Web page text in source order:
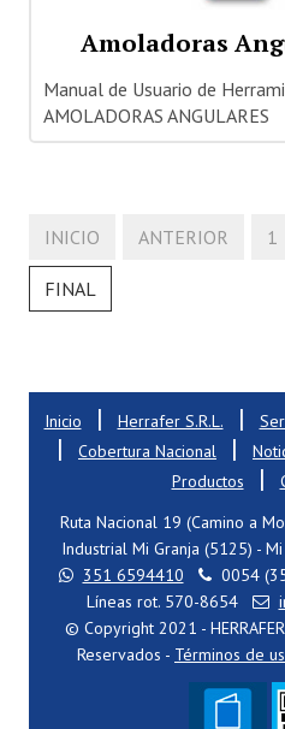
Amoladoras
Manual de Usuario de
AMOLADORAS ANGULARES
INICIO ANTERIOR 1
FINAL
Inicio | Herrafer S.R.L. |
| Cobertura Nacional |
Productos |
Ruta Nacional 19 (Camino a
Industrial Mi Granja (5125) -
351 6594410
0054
Líneas rot. 570-8654
© Copyright 2021 -
Reservados - Términos de